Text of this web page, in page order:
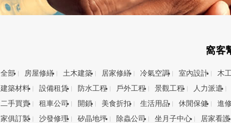
窩客
全部 房屋修繕 土木建築 居家修繕 冷氣空調 室內設計 木
建築材料
設備租賃 防水工程 戶外工程 景觀工程 人力派遣
二手買賣
租車公司 開鎖 美食折扣 生活用品 休閒保健 進
家俱訂製
沙發修理 矽晶地坪 除蟲公司 坐月子中心 居家看護